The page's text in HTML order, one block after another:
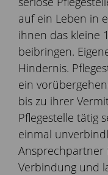
auf ein Leben in
ihnen das kleine
beibringen.
Hindernis.
ein
bis zu ihrer
Pflegestelle tätig
einmal
Ansprechpartner
Verbindung und